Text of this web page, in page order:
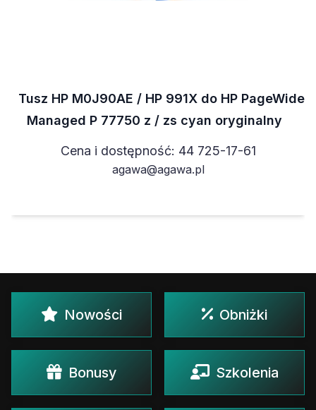
Tusz HP M0J90AE / HP 991X do HP PageWide
Managed P 77750 z / zs cyan oryginalny
Cena i dostępność: 44 725-17-61
agawa@agawa.pl
Nowości Obniżki
Bonusy Szkolenia